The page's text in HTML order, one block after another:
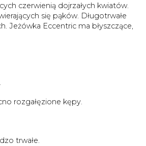
czerwienią dojrzałych kwiatów.
się pąków. Długotrwałe
Jeżówka Eccentric ma błyszczące,
rozgałęzione kępy.
trwałe.